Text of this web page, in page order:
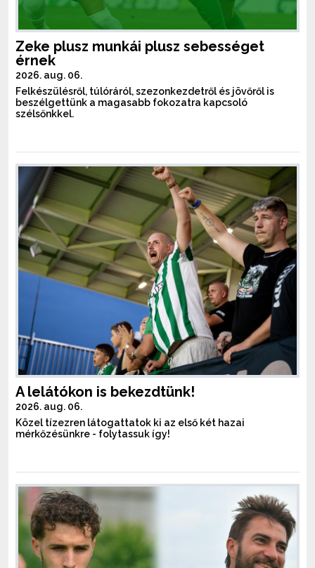
Zeke plusz munkái plusz sebességet
érnek
2026. aug. 06.
Felkészülésről, túlóráról, szezonkezdetről és jövőről is
beszélgettünk a magasabb fokozatra kapcsoló
szélsőnkkel.
A lelátókon is bekezdtünk!
2026. aug. 06.
Közel tízezren látogattatok ki az első két hazai
mérkőzésünkre - folytassuk így!